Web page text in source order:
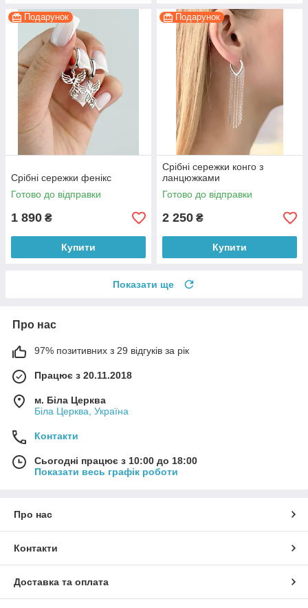
Подарунок
Срібні сережки фенікс
Готово до відправки
1 890 ₴
Купити
Подарунок
Срібні сережки конго з
ланцюжками
Готово до відправки
2 250 ₴
Купити
Показати ще
Про нас
97% позитивних з 29 відгуків за рік
Працює з 20.11.2018
м. Біла Церква
Біла Церква, Україна
Контакти
Сьогодні працює з 10:00 до 18:00
Показати весь графік роботи
Про нас
Контакти
Доставка та оплата